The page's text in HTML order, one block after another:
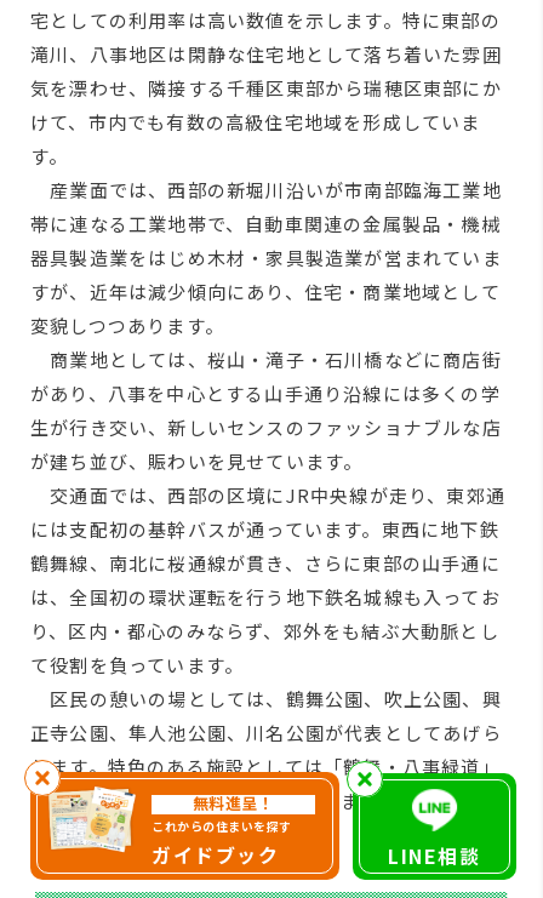
宅としての利用率は高い数値を示します。特に東部の
滝川、八事地区は閑静な住宅地として落ち着いた雰囲
気を漂わせ、隣接する千種区東部から瑞穂区東部にか
けて、市内でも有数の高級住宅地域を形成していま
す。
産業面では、西部の新堀川沿いが市南部臨海工業地
帯に連なる工業地帯で、自動車関連の金属製品・機械
器具製造業をはじめ木材・家具製造業が営まれていま
すが、近年は減少傾向にあり、住宅・商業地域として
変貌しつつあります。
商業地としては、桜山・滝子・石川橋などに商店街
があり、八事を中心とする山手通り沿線には多くの学
生が行き交い、新しいセンスのファッショナブルな店
が建ち並び、賑わいを見せています。
交通面では、西部の区境にJR中央線が走り、東郊通
には支配初の基幹バスが通っています。東西に地下鉄
鶴舞線、南北に桜通線が貫き、さらに東部の山手通に
は、全国初の環状運転を行う地下鉄名城線も入ってお
り、区内・都心のみならず、郊外をも結ぶ大動脈とし
て役割を負っています。
区民の憩いの場としては、鶴舞公園、吹上公園、興
正寺公園、隼人池公園、川名公園が代表としてあげら
れます。特色のある施設としては「鶴舞・八事緑道」
があり、都会のオアシスになっています。
無料進呈！
これからの住まいを探す
ガイドブック LINE相談